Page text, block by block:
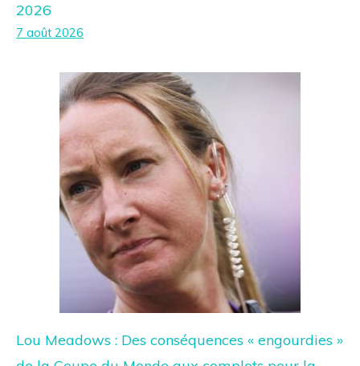
2026
7 août 2026
Lou Meadows : Des conséquences « engourdies »